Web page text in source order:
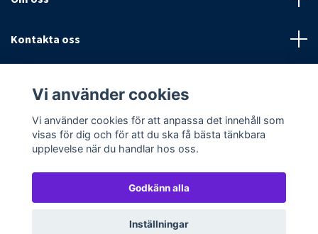
Kontakta oss
Sociala medier
© 2026 TextilpoolenPowered by Quickbutik
Vi använder cookies
Vi använder cookies för att anpassa det innehåll som
visas för dig och för att du ska få bästa tänkbara
upplevelse när du handlar hos oss.
Godkänn alla
Inställningar